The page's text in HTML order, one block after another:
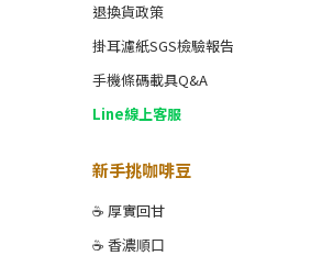
退換貨政策
掛耳濾紙SGS檢驗報告
手機條碼載具Q&A
Line線上客服
新手挑咖啡豆
☕ 厚實回甘
☕ 香濃順口